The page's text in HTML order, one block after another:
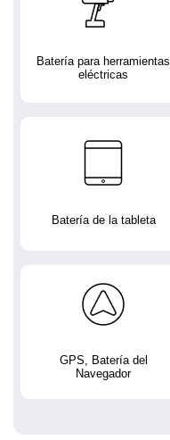
Batería para herramientas
eléctricas
Batería de la tableta
GPS, Batería del
Navegador